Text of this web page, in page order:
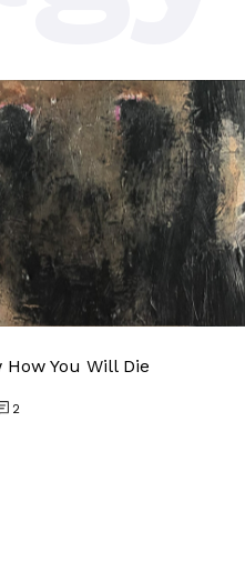
How You Will Die
2